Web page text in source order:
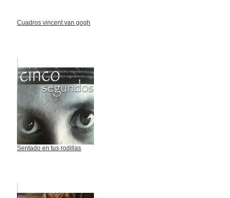
Cuadros vincent van gogh
Sentado en tus rodillas